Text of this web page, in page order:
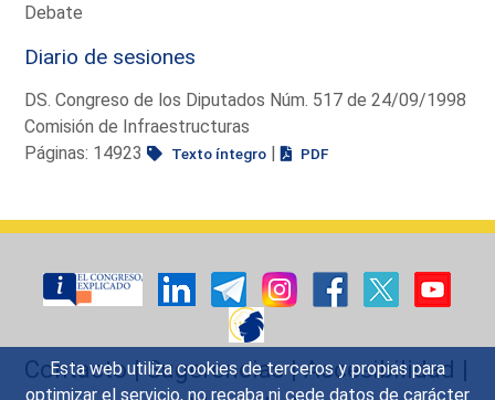
Esta web utiliza cookies de terceros y propias para
optimizar el servicio, no recaba ni cede datos de carácter
Debate
Diario de sesiones
DS. Congreso de los Diputados Núm. 517 de 24/09/1998
Comisión de Infraestructuras
Páginas: 14923
Texto íntegro | PDF
Contacto|Sugerencias|Accesibilidad |